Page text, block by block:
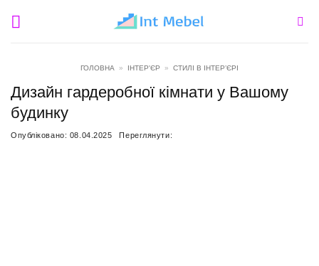
ГОЛОВНА » ІНТЕР'ЄР » СТИЛІ В ІНТЕР’ЄРІ
Дизайн гардеробної кімнати у Вашому
будинку
Опубліковано: 08.04.2025 Переглянути: